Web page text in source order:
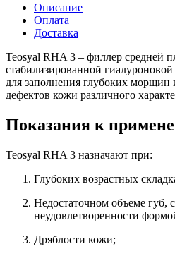
Описание
Оплата
Доставка
Teosyal RHA 3 – филлер средней
стабилизированной
для заполнения глубоких морщин
дефектов кожи различного
Показания к
Teosyal RHA 3 назначают при:
Глубоких возрастных
Недостаточном объеме губ,
неудовлетворенности
Дряблости кожи;